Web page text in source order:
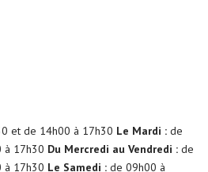
et de 14h00 à 17h30 Le Mardi : de
à 17h30 Du Mercredi au Vendredi : de
à 17h30 Le Samedi : de 09h00 à